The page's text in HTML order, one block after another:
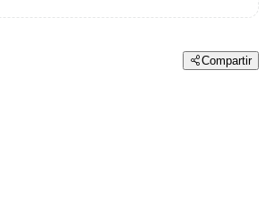
Compartir